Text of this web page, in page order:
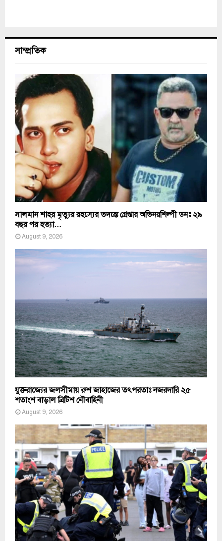
সাম্প্রতিক
সালমান শাহর মৃত্যুর রহস্যের তদন্তে গ্রেপ্তার অভিনয়শিল্পী ডনঃ ২৯
বছর পর হত্যা...
August 9, 2026
যুক্তরাজ্যের জলসীমায় রুশ জাহাজের তৎপরতাঃ নজরদারি ২৫
শতাংশ বাড়াল ব্রিটিশ নৌবাহিনী
August 9, 2026